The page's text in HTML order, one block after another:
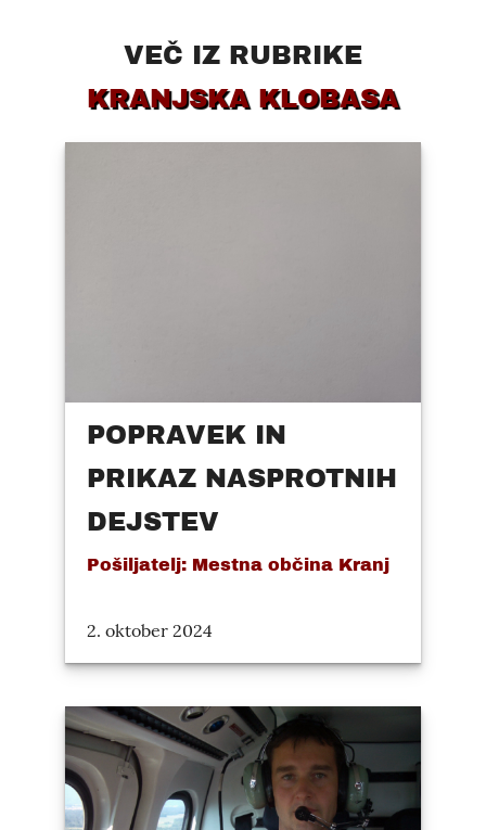
VEČ IZ RUBRIKE
KRANJSKA KLOBASA
POPRAVEK IN
PRIKAZ NASPROTNIH
DEJSTEV
Pošiljatelj: Mestna občina Kranj
2. oktober 2024